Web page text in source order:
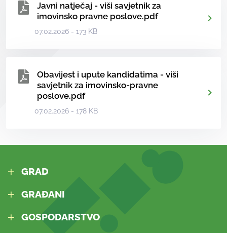
Javni natječaj - viši savjetnik za
imovinsko pravne poslove.pdf
07.02.2026 - 173 KB
Obavijest i upute kandidatima - viši
savjetnik za imovinsko-pravne
poslove.pdf
07.02.2026 - 178 KB
GRAD
GRAĐANI
GOSPODARSTVO